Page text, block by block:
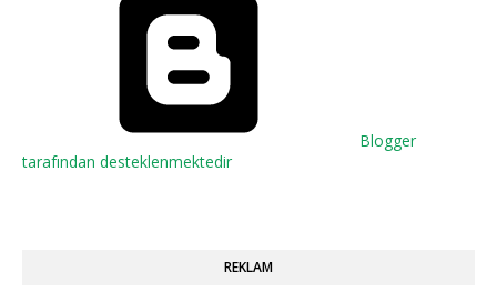
Blogger
tarafından desteklenmektedir
REKLAM